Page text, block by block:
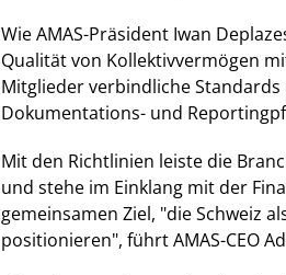
Wie AMAS-Präsident Iwan
Qualität von Kollektivvermögen
Mitglieder verbindliche
Dokumentations- und
Mit den Richtlinien leiste die
und stehe im Einklang mit der
gemeinsamen Ziel, "die Schweiz
positionieren", führt AMAS-CEO